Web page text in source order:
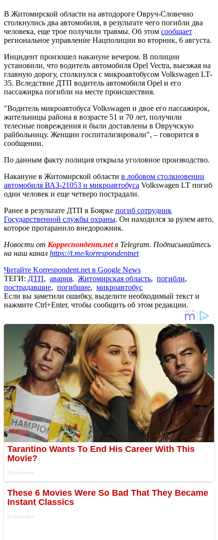
В Житомирской области на автодороге Овруч-Словечно
столкнулись два автомобиля, в результате чего погибли два
человека, еще трое получили травмы. Об этом сообщает
региональное управление Нацполиции во вторник, 6 августа.
Инцидент произошел накануне вечером. В полиции
установили, что водитель автомобиля Opel Vectra, выезжая на
главную дорогу, столкнулся с микроавтобусом Volkswagen LT-
35. Вследствие ДТП водитель автомобиля Opel и его
пассажирка погибли на месте происшествия.
"Водитель микроавтобуса Volkswagen и двое его пассажирок,
жительницы района в возрасте 51 и 70 лет, получили
телесные повреждения и были доставлены в Овручскую
райбольницу. Женщин госпитализировали", – говорится в
сообщении.
По данным факту полиция открыла уголовное производство.
Накануне в Житомирской области в лобовом столкновении
автомобиля ВАЗ-21053 и микроавтобуса Volkswagen LT погиб
один человек и еще четверо пострадали.
Ранее в результате ДТП в Боярке погиб сотрудник
Государственной службы охраны. Он находился за рулем авто,
которое протаранило внедорожник.
Новости от Корреспондент.netв Telegram. Подписывайтесь
на наш канал https://t.me/korrespondentnet
Читайте Korrespondent.net в Google News
ТЕГИ: ДТП, авария, Житомирская область, погибли,
пострадавшие, погибшие, микроавтобус
Если вы заметили ошибку, выделите необходимый текст и
нажмите Ctrl+Enter, чтобы сообщить об этом редакции.